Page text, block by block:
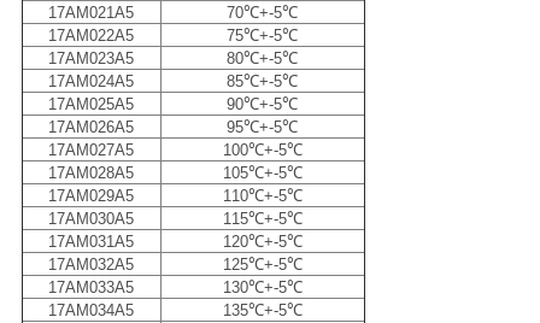
17AM021A5
70℃+-5℃
17AM022A5
75℃+-5℃
17AM023A5
80℃+-5℃
17AM024A5
85℃+-5℃
17AM025A5
90℃+-5℃
17AM026A5
95℃+-5℃
17AM027A5
100℃+-5℃
17AM028A5
105℃+-5℃
17AM029A5
110℃+-5℃
17AM030A5
115℃+-5℃
17AM031A5
120℃+-5℃
17AM032A5
125℃+-5℃
17AM033A5
130℃+-5℃
17AM034A5
135℃+-5℃